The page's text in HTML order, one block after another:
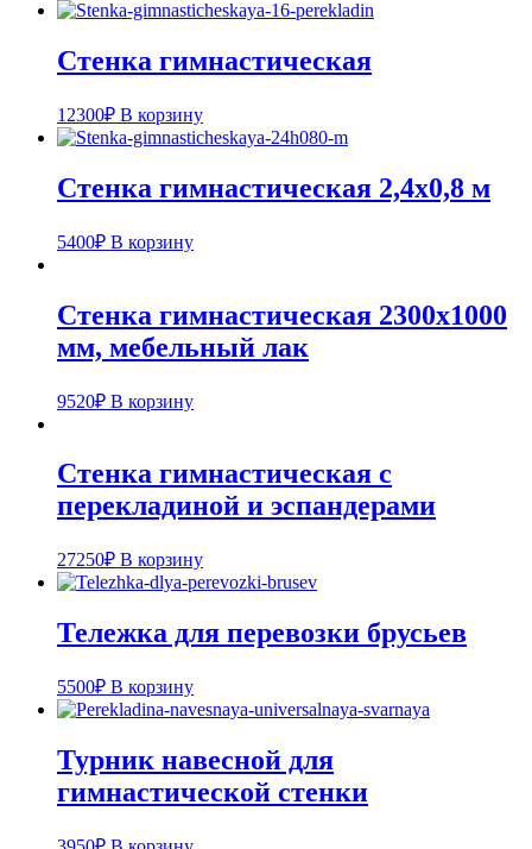
Стенка гимнастическая
12300₽ В корзину
Стенка гимнастическая 2,4х0,8 м
5400₽ В корзину
Стенка гимнастическая 2300х1000
мм, мебельный лак
9520₽ В корзину
Стенка гимнастическая с
перекладиной и эспандерами
27250₽ В корзину
Тележка для перевозки брусьев
5500₽ В корзину
Турник навесной для
гимнастической стенки